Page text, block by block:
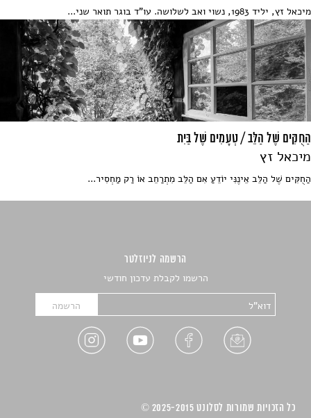
מיכאל זץ, יליד 1983, נשוי ואב לשלושה. עו"ד בוגר תואר שני...
הַחֻקִּים שֶׁל הַלֵּב / טְעָמִים שֶׁל בַּיִת
מיכאל זץ
הַחֻקִּים שֶׁל הַלֵּב אֵינֶנִּי יוֹדֵעַ אִם הַלֵּב מִתְרַחֵב אוֹ רַק מַחְסִיר...
הרשמה לניוזלטר
הרשמו לקבלת עדכון חודשי
כל הזכויות שמורות לסלונט 2025-2015 ©